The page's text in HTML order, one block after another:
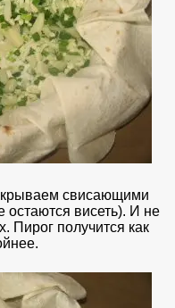
свисающими
висеть). И не
Пирог получится как